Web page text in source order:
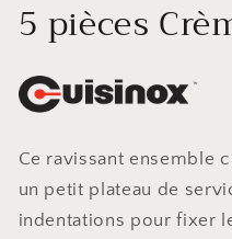
5 pièces
Ce ravissant ensemble
un petit plateau de
indentations pour fixer